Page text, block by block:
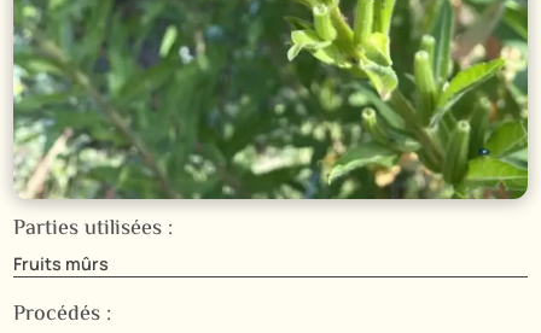
Parties utilisées :
Fruits mûrs
Procédés :